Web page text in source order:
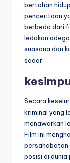
bertahan
penceritaan
berbeda dari
ledakan
suasana dan
sadar.
Secara
kriminal yang
menawarkan
Film ini
persahabatan
posisi di dunia